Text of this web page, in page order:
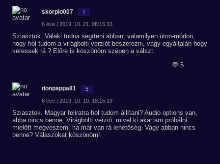
skorpio007 1
6 éve | 2019. 10. 21. 08:15:33
Sziasztok. Valaki tudna segíteni abban, valamilyen úton-módon,
hogy hol tudom a virágbolti verziót beszerezni, vagy egyáltalán hogy
keressek rá ? Előre is köszönöm szépen a válszt.
💬 5
donpappa81 5
6 éve | 2019. 10. 19. 18:15:19
Sziasztok. Magyar feliratra hol tudom állítani? Audio options van,
abba nincs benne. Virágbolti verzió, mivel ki akartam próbálni
mielőtt megveszem, ha már van rá lehetőség. Vagy abban nincs
benne? Válaszokat köszönöm!